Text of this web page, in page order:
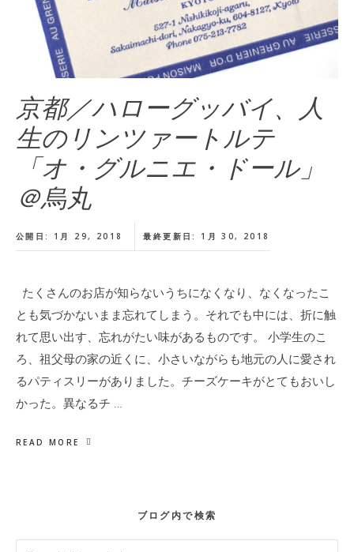
京都／ハローグッバイ、人
生のリンツァートルテ
「オ・グルニエ・ドール」
＠烏丸
公開日: 1月 29, 2018 最終更新日: 1月 30, 2018
たくさんのお店が知らないうちになくなり、なくなったこ
とも気づかないまま忘れてしまう。それでも中には、折に触
れて思い出す、忘れがたい味があるものです。 小学生のこ
ろ、祖父母の家の近くに、小さいながらも地元の人に愛され
るパティスリーがありました。チーズケーキがとてもおいし
かった。異なるチ …
READ MORE
Sidebar
ブログ内で検索